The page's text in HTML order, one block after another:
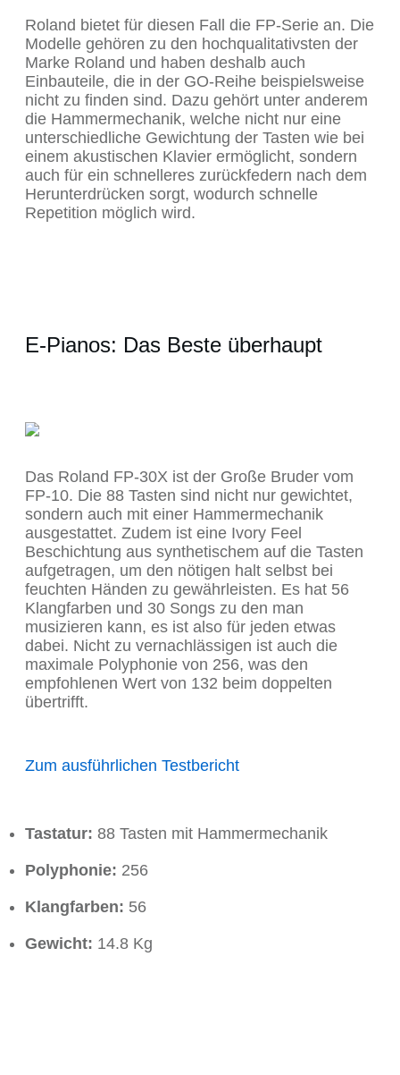
Roland bietet für diesen Fall die FP-Serie an. Die
Modelle gehören zu den hochqualitativsten der
Marke Roland und haben deshalb auch
Einbauteile, die in der GO-Reihe beispielsweise
nicht zu finden sind. Dazu gehört unter anderem
die Hammermechanik, welche nicht nur eine
unterschiedliche Gewichtung der Tasten wie bei
einem akustischen Klavier ermöglicht, sondern
auch für ein schnelleres zurückfedern nach dem
Herunterdrücken sorgt, wodurch schnelle
Repetition möglich wird.
E-Pianos: Das Beste überhaupt
Das Roland FP-30X ist der Große Bruder vom
FP-10. Die 88 Tasten sind nicht nur gewichtet,
sondern auch mit einer Hammermechanik
ausgestattet. Zudem ist eine Ivory Feel
Beschichtung aus synthetischem auf die Tasten
aufgetragen, um den nötigen halt selbst bei
feuchten Händen zu gewährleisten. Es hat 56
Klangfarben und 30 Songs zu den man
musizieren kann, es ist also für jeden etwas
dabei. Nicht zu vernachlässigen ist auch die
maximale Polyphonie von 256, was den
empfohlenen Wert von 132 beim doppelten
übertrifft.
Zum ausführlichen Testbericht
Tastatur: 88 Tasten mit Hammermechanik
Polyphonie: 256
Klangfarben: 56
Gewicht: 14.8 Kg